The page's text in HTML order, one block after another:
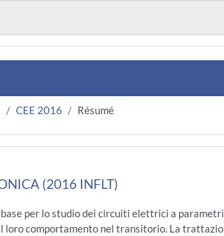
CEE 2016 Résumé
(2016 INFLT)
per lo studio dei circuiti elettrici a
loro comportamento nel transitorio. La